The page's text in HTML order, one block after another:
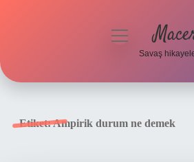
menüyü
Savaş
Etiket:Ampirik durum ne demek